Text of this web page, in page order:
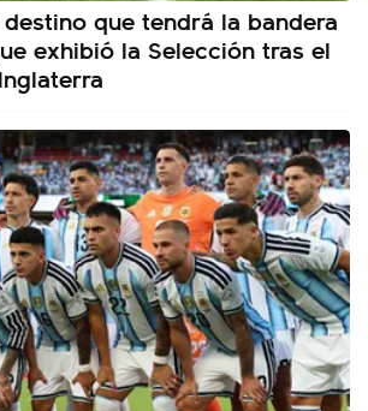
que tendrá la bandera
exhibió la Selección tras el